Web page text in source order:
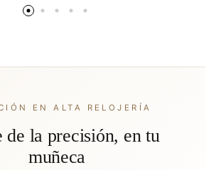
EN ALTA RELOJERÍA
de la precisión, en tu
muñeca